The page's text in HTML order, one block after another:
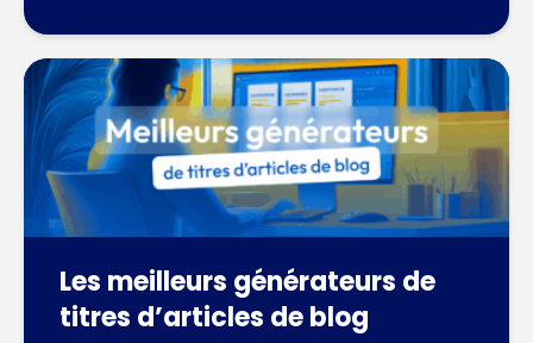
Les meilleurs générateurs de
titres d’articles de blog